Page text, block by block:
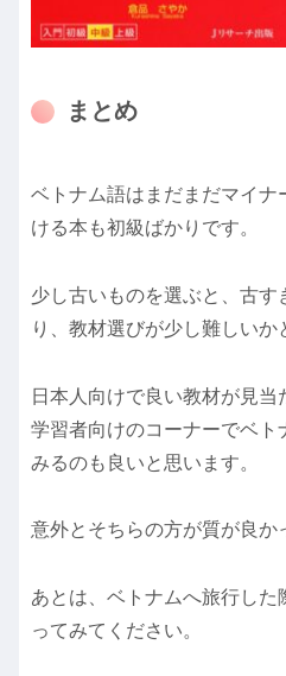
まとめ
ベトナム語はまだまだマイナ
ける本も初級ばかりです。
少し古いものを選ぶと、古す
り、教材選びが少し難しいか
日本人向けで良い教材が見
学習者向けのコーナーでベト
みるのも良いと思います。
意外とそちらの方が質が良か
あとは、ベトナムへ旅行し
ってみてください。